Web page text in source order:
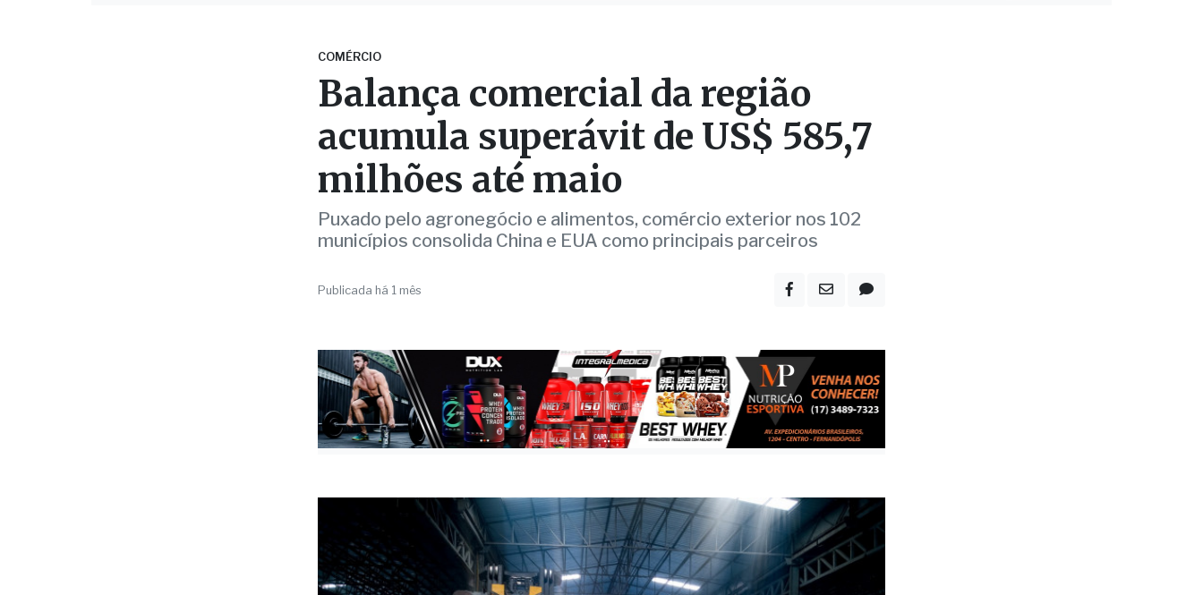
milhões até maio
Puxado pelo agronegócio e alimentos, comércio exterior nos 102
municípios consolida China e EUA como principais parceiros
Publicada há 1 mês